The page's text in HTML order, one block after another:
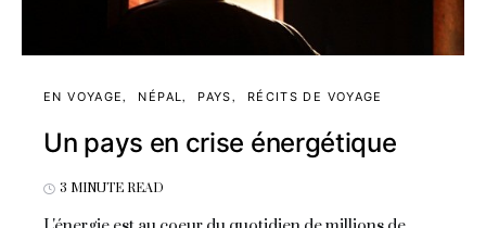
EN VOYAGE NÉPAL PAYS RÉCITS DE VOYAGE
Un pays en crise énergétique
3 MINUTE READ